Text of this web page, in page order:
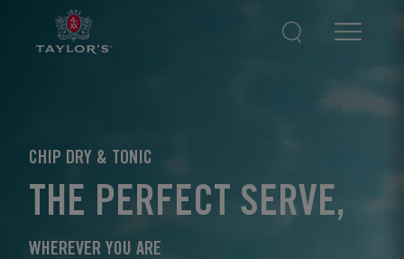
CHIP DRY & TONIC
THE PERFECT SERVE,
WHEREVER YOU ARE